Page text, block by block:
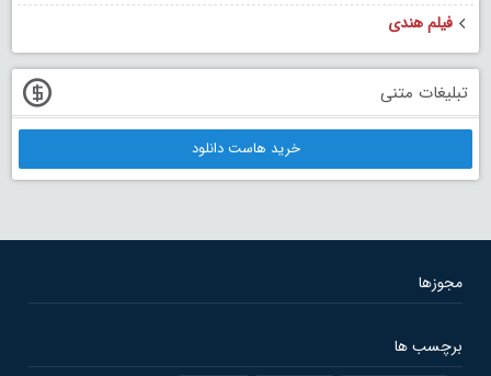
فیلم هندی
تبلیغات متنی
خرید هاست دانلود
مجوزها
برچسب ها